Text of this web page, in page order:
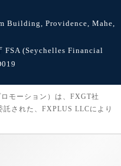
Building, Providence, Mahe,
FSA (Seychelles Financial
モーション）は、FXGT社
託された、FXPLUS LLCにより